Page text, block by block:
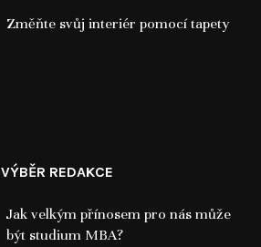
Změňte svůj interiér pomocí tapety
VÝBĚR REDAKCE
Jak velkým přínosem pro nás může
být studium MBA?